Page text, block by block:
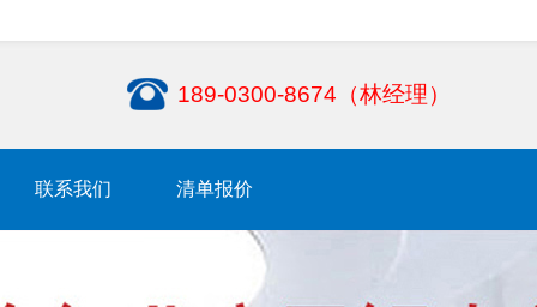
189-0300-8674（林经理）
联系我们 清单报价